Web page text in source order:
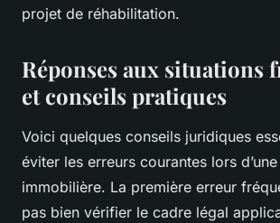
projet de réhabilitation.
Réponses aux situations
et conseils pratiques
Voici quelques conseils juridiques
éviter les erreurs courantes lors
immobilière. La première erreur
pas bien vérifier le cadre légal